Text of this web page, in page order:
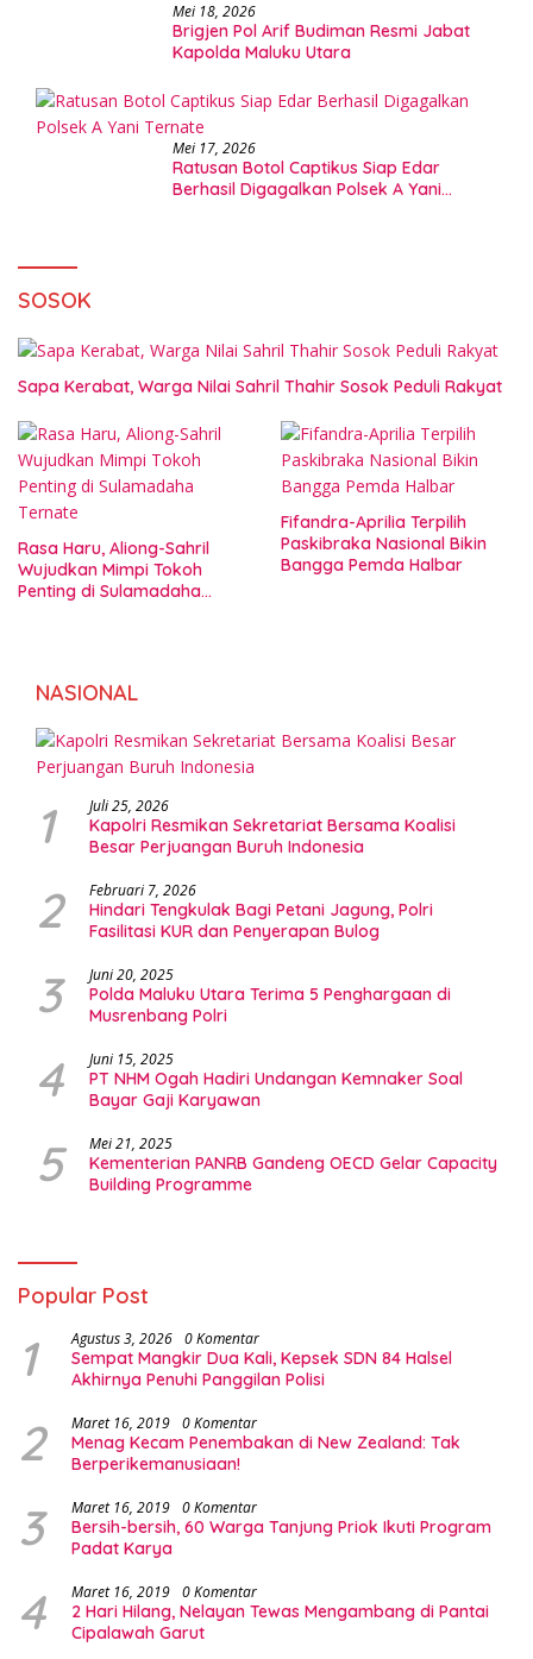
Mei 18, 2026
Brigjen Pol Arif Budiman Resmi Jabat
Kapolda Maluku Utara
Mei 17, 2026
Ratusan Botol Captikus Siap Edar
Berhasil Digagalkan Polsek A Yani
SOSOK
Sapa Kerabat, Warga Nilai Sahril Thahir Sosok Peduli Rakyat
Rasa Haru, Aliong-Sahril
Wujudkan Mimpi Tokoh
Penting di Sulamadaha
Fifandra-Aprilia Terpilih
Paskibraka Nasional Bikin
Bangga Pemda Halbar
NASIONAL
1 Juli 25, 2026
Kapolri Resmikan Sekretariat Bersama Koalisi
Besar Perjuangan Buruh Indonesia
2 Februari 7, 2026
Hindari Tengkulak Bagi Petani Jagung, Polri
Fasilitasi KUR dan Penyerapan Bulog
3 Juni 20, 2025
Polda Maluku Utara Terima 5 Penghargaan di
Musrenbang Polri
4 Juni 15, 2025
PT NHM Ogah Hadiri Undangan Kemnaker Soal
Bayar Gaji Karyawan
5 Mei 21, 2025
Kementerian PANRB Gandeng OECD Gelar Capacity
Building Programme
Popular Post
1 Agustus 3, 2026 0 Komentar
Sempat Mangkir Dua Kali, Kepsek SDN 84 Halsel
Akhirnya Penuhi Panggilan Polisi
2 Maret 16, 2019 0 Komentar
Menag Kecam Penembakan di New Zealand: Tak
Berperikemanusiaan!
3 Maret 16, 2019 0 Komentar
Bersih-bersih, 60 Warga Tanjung Priok Ikuti Program
Padat Karya
4 Maret 16, 2019 0 Komentar
2 Hari Hilang, Nelayan Tewas Mengambang di Pantai
Cipalawah Garut